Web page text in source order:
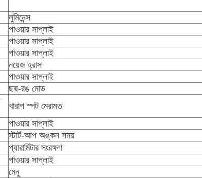
লুমিনেন্স
পাওয়ার সাপ্লাই
পাওয়ার সাপ্লাই
পাওয়ার সাপ্লাই
নয়েজ হ্রাস
পাওয়ার সাপ্লাই
ছদ্ম-রঙ মোড
খারাপ স্পট মেরামত
পাওয়ার সাপ্লাই
স্টার্ট-আপ অঙ্কন সময়
প্যারামিটার সংরক্ষণ
পাওয়ার সাপ্লাই
মেনু